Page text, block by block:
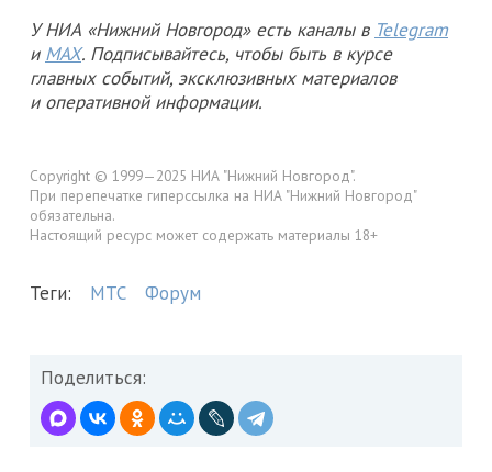
У НИА «Нижний Новгород» есть каналы в Telegram
и MAX. Подписывайтесь, чтобы быть в курсе
главных событий, эксклюзивных материалов
и оперативной информации.
Copyright © 1999—2025 НИА "Нижний Новгород".
При перепечатке гиперссылка на НИА "Нижний Новгород"
обязательна.
Настоящий ресурс может содержать материалы 18+
Теги: МТС Форум
Поделиться: